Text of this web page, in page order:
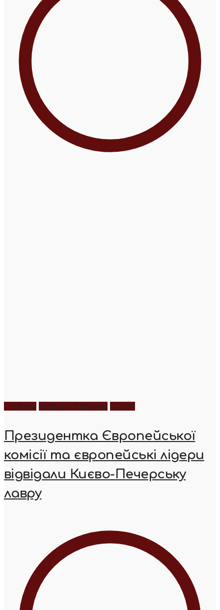
Новини Новини України Фото
Президентка Європейської
комісії та європейські лідери
відвідали Києво-Печерську
лавру